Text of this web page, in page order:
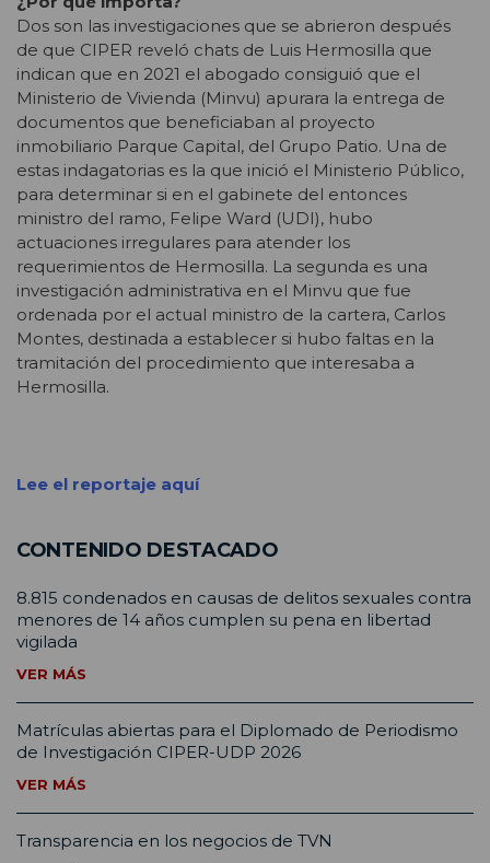
Dos son las investigaciones que se abrieron después
de que CIPER reveló chats de Luis Hermosilla que
indican que en 2021 el abogado consiguió que el
Ministerio de Vivienda (Minvu) apurara la entrega de
documentos que beneficiaban al proyecto
inmobiliario Parque Capital, del Grupo Patio. Una de
estas indagatorias es la que inició el Ministerio Público,
para determinar si en el gabinete del entonces
ministro del ramo, Felipe Ward (UDI), hubo
actuaciones irregulares para atender los
requerimientos de Hermosilla. La segunda es una
investigación administrativa en el Minvu que fue
ordenada por el actual ministro de la cartera, Carlos
Montes, destinada a establecer si hubo faltas en la
tramitación del procedimiento que interesaba a
Hermosilla.
Lee el reportaje aquí
CONTENIDO DESTACADO
8.815 condenados en causas de delitos sexuales contra
menores de 14 años cumplen su pena en libertad
vigilada
VER MÁS
Matrículas abiertas para el Diplomado de Periodismo
de Investigación CIPER-UDP 2026
VER MÁS
Transparencia en los negocios de TVN